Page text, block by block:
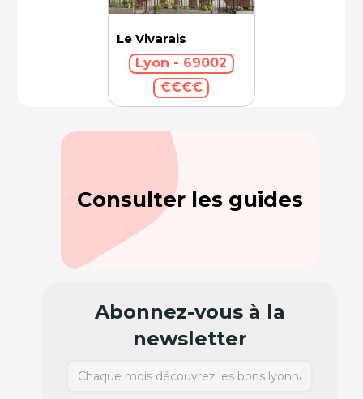
Le Vivarais
Lyon - 69002
€€€€
Consulter les guides
Abonnez-vous à la
newsletter